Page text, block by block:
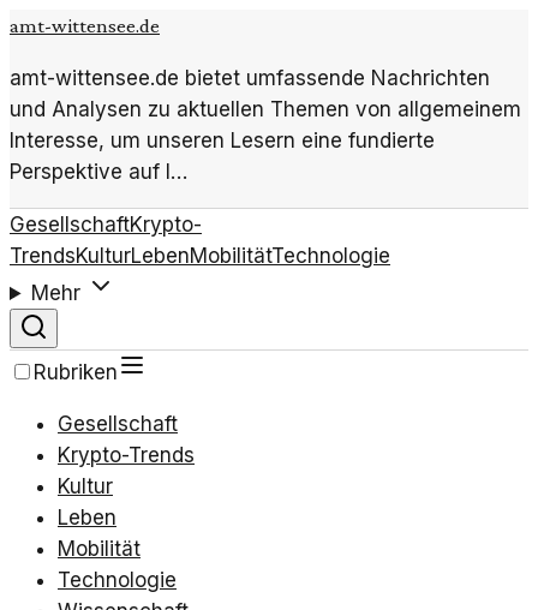
amt-wittensee.de
amt-wittensee.de bietet umfassende Nachrichten
und Analysen zu aktuellen Themen von allgemeinem
Interesse, um unseren Lesern eine fundierte
Perspektive auf l…
GesellschaftKrypto-
TrendsKulturLebenMobilitätTechnologie
Mehr
Rubriken
Gesellschaft
Krypto-Trends
Kultur
Leben
Mobilität
Technologie